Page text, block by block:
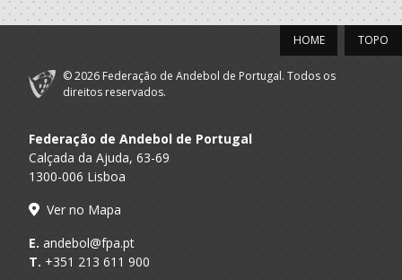
A.A. Braga
ABC Braga
Andebol Sad
Técnico
A.A. Braga
ABC Braga
Andebol Sad
2013/14
A.A. Braga
ABC Braga
Andebol Sad
TOPO
HOME
© 2026 Federação de Andebol de Portugal. Todos os
direitos reservados.
Federação de Andebol de Portugal
Calçada da Ajuda, 63-69
1300-006 Lisboa
Ver no Mapa
E. andebol@fpa.pt
T. +351 213 611 900